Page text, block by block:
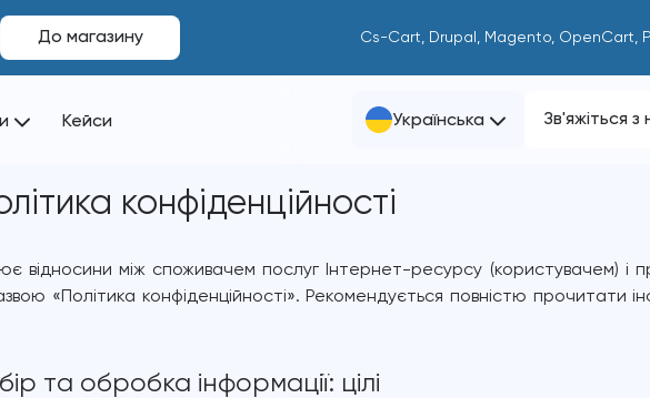
До магазину Cs-Cart, Drupal, Magento, OpenCart,
Кейси Українська Зв'яжіться з
конфіденційності
відносини між споживачем послуг Інтернет-ресурсу (користувачем)
«Політика конфіденційності». Рекомендується повністю прочитати
та обробка інформації: цілі